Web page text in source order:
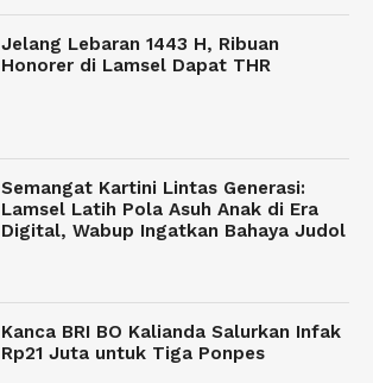
Jelang Lebaran 1443 H, Ribuan
Honorer di Lamsel Dapat THR
Semangat Kartini Lintas Generasi:
Lamsel Latih Pola Asuh Anak di Era
Digital, Wabup Ingatkan Bahaya Judol
Kanca BRI BO Kalianda Salurkan Infak
Rp21 Juta untuk Tiga Ponpes